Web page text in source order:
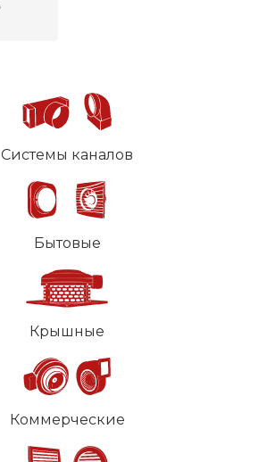
Системы каналов
Бытовые
Крышные
Коммерческие